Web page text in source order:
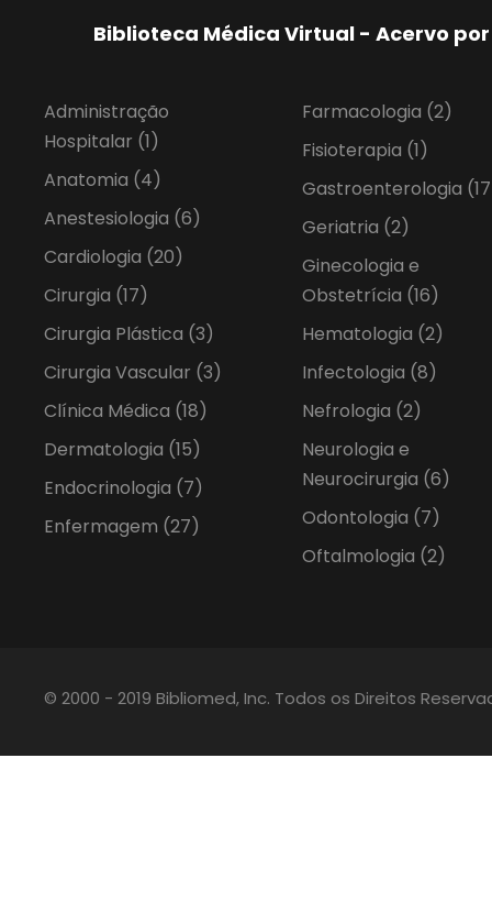
Biblioteca Médica Virtual - Acervo
Administração
Hospitalar (1)
Anatomia (4)
Anestesiologia (6)
Cardiologia (20)
Cirurgia (17)
Cirurgia Plástica (3)
Cirurgia Vascular (3)
Clínica Médica (18)
Dermatologia (15)
Endocrinologia (7)
Enfermagem (27)
Farmacologia (2)
Fisioterapia (1)
Gastroenterologia
Geriatria (2)
Ginecologia e
Obstetrícia (16)
Hematologia (2)
Infectologia (8)
Nefrologia (2)
Neurologia e
Neurocirurgia (6)
Odontologia (7)
Oftalmologia (2)
© 2000 - 2019 Bibliomed, Inc. Todos os Direitos